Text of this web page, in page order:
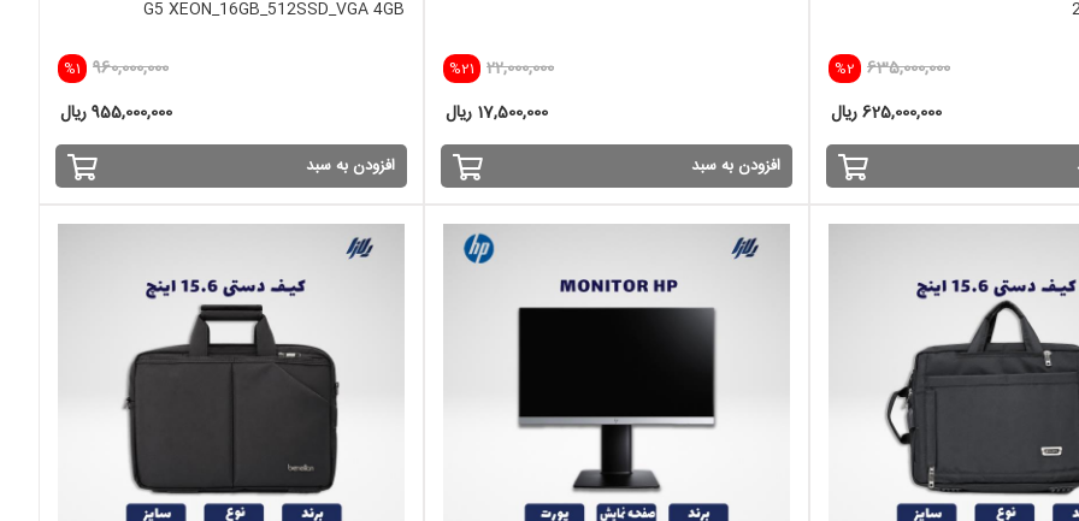
%2 635,000,000
625,000,000 ریال
%21 22,000,000
17,500,000 ریال
افزودن به سبد
G5 XEON_16GB_512SSD_VGA 4GB
%1 960,000,000
955,000,000 ریال
افزودن به سبد